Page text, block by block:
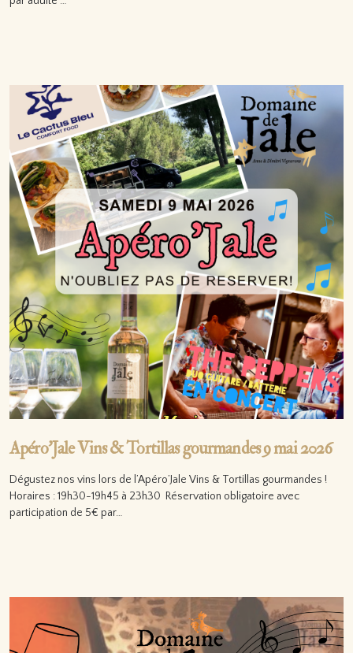
Apéro’Jale Vins & Tortillas gourmandes 9 mai 2026
Dégustez nos vins lors de l’Apéro’Jale Vins & Tortillas gourmandes !
Horaires : 19h30-19h45 à 23h30 Réservation obligatoire avec
participation de 5€ par…